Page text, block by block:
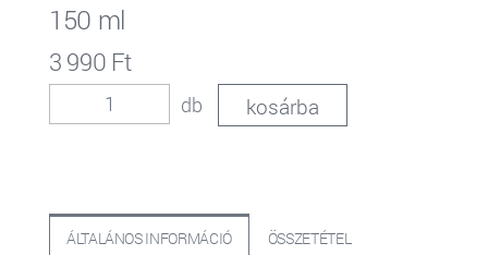
150 ml
3 990 Ft
db
ÁLTALÁNOS INFORMÁCIÓ ÖSSZETÉTEL